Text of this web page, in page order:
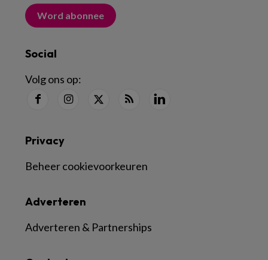
Word abonnee
Social
Volg ons op:
Adverteren
Adverteren & Partnerships
Privacy
Beheer cookievoorkeuren